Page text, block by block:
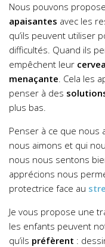
Nous pouvons
apaisantes avec les
qu’ils peuvent utiliser
difficultés. Quand ils
empêchent leur
menaçante. Cela les
penser à des
plus bas.
Penser à ce que nous
nous aimons et qui
nous nous sentons
apprécions nous
protectrice face au
Je vous propose une
les enfants peuvent
qu’ils préfèrent :